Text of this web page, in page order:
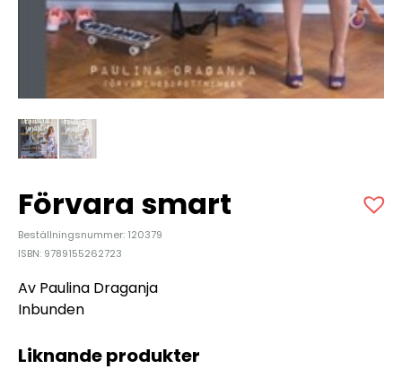
Förvara smart
Beställningsnummer: 120379
ISBN: 9789155262723
Av Paulina Draganja
Inbunden
Liknande produkter